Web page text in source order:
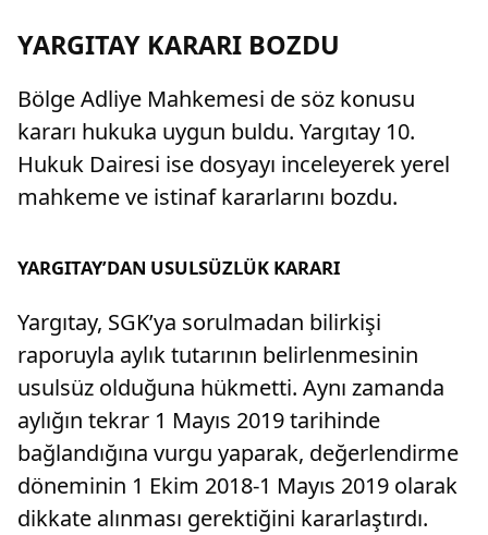
YARGITAY KARARI BOZDU
Bölge Adliye Mahkemesi de söz konusu
kararı hukuka uygun buldu. Yargıtay 10.
Hukuk Dairesi ise dosyayı inceleyerek yerel
mahkeme ve istinaf kararlarını bozdu.
YARGITAY’DAN USULSÜZLÜK KARARI
Yargıtay, SGK’ya sorulmadan bilirkişi
raporuyla aylık tutarının belirlenmesinin
usulsüz olduğuna hükmetti. Aynı zamanda
aylığın tekrar 1 Mayıs 2019 tarihinde
bağlandığına vurgu yaparak, değerlendirme
döneminin 1 Ekim 2018-1 Mayıs 2019 olarak
dikkate alınması gerektiğini kararlaştırdı.